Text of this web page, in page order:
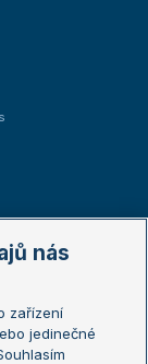
nás
zařízení
jedinečné